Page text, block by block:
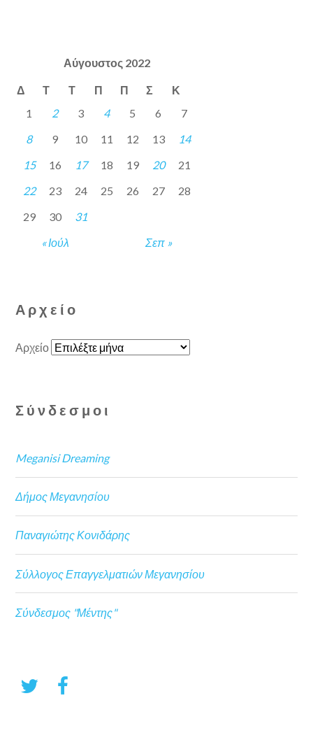
Αύγουστος 2022
Δ Τ Τ Π Π Σ Κ
« Ιούλ Σεπ »
1 2 3 4 5 6
7
8
9 10 11 12 13
14
15
16 17 18 19 20
21
22
23 24 25 26 27
28
29
30 31
Αρχείο
Αρχείο
Σύνδεσμοι
Meganisi Dreaming
Δήμος Μεγανησίου
Παναγιώτης Κονιδάρης
Σύλλογος Επαγγελματιών Μεγανησίου
Σύνδεσμος "Μέντης"